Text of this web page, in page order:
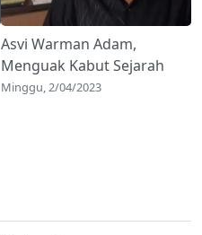
Asvi Warman Adam,
Menguak Kabut Sejarah
Minggu, 2/04/2023